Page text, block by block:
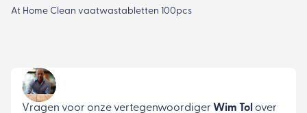
At Home Clean vaatwastabletten 100pcs
Vragen voor onze vertegenwoordiger Wim Tol over